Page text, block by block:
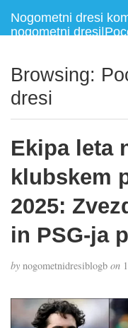
Nogometni dresi
nogometni
Browsing:
dresi
Ekipa leta
klubskem
2025:
in PSG-ja
by nogometnidresiblogb on